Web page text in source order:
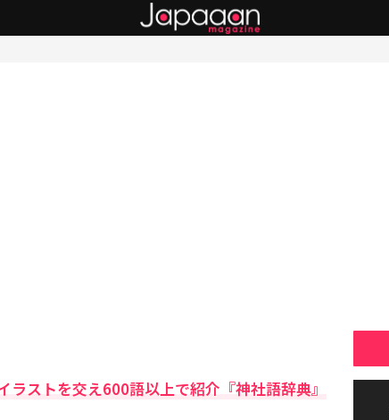
ストを交え600語以上で紹介『神社語辞典』